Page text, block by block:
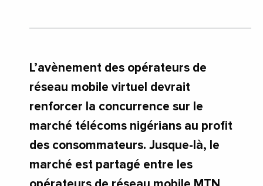
L’avènement des opérateurs de
réseau mobile virtuel devrait
renforcer la concurrence sur le
marché télécoms nigérians au profit
des consommateurs. Jusque-là, le
marché est partagé entre les